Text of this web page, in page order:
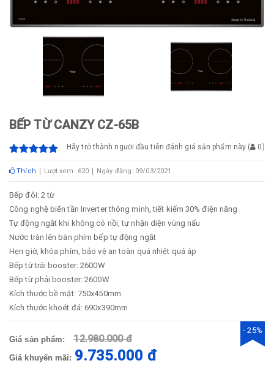
BẾP TỪ CANZY CZ-65B
Hãy trở thành người đầu tiên đánh giá sản phẩm này ( 0)
Thích Lượt xem: 620 Ngày đăng: 09/03/2021
Bếp đôi: 2 từ
Công nghệ biến tần Inverter thông minh, tiết kiếm 30% điện năng
Tự động ngắt khi không có nồi, tự nhận diện vùng nấu
Nước tràn lên bàn phím bếp tự động ngắt
Hẹn giờ, khóa phím, bảo vệ an toàn quá nhiệt quá áp
Bếp từ trái booster: 2600W
Bếp từ phải booster: 2600W
Kích thước bề mặt: 750x450mm
Kích thước khoét đá: 690x390mm
Giá sản phẩm: 12.980.000 đ
Giá khuyến mãi: 9.735.000 đ
- 25%